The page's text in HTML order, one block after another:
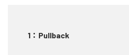
1 ： Pullback